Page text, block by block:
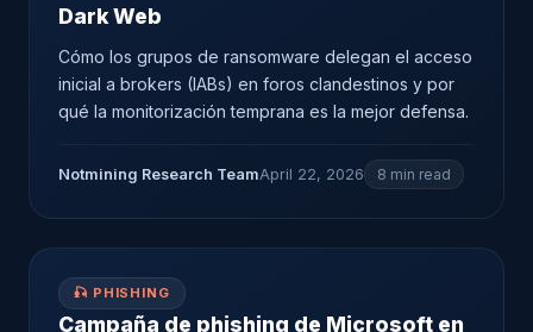
Dark Web
Cómo los grupos de ransomware delegan el acceso
inicial a brokers (IABs) en foros clandestinos y por
qué la monitorización temprana es la mejor defensa.
Notmining Research TeamApril 22, 2026 8 min read
🎣 PHISHING
Campaña de phishing de Microsoft en